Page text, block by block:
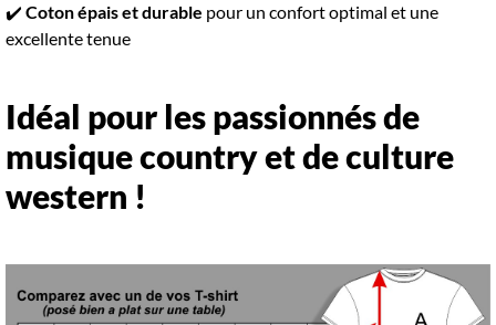
✔️ Coton épais et durable pour un confort optimal et une
excellente tenue
Idéal pour les passionnés de
musique country et de culture
western !